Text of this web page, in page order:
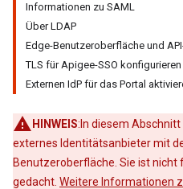
Informationen zu SAML
Über LDAP
Edge-Benutzeroberfläche und
TLS für Apigee-SSO konfigurieren
Externen IdP für das Portal
HINWEIS:In diesem
externes Identitätsanbieter mit
Benutzeroberfläche. Sie ist nicht
gedacht. Weitere Informationen